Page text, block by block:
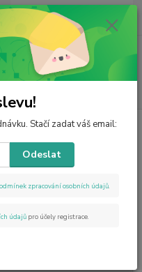
ks
0 Kč
z jaspisu červeného 7,5 cm x 5
7,5 cm x
Stačí zadat váš email:
Odeslat
zpracování osobních údajů.
údajů pro účely registrace.